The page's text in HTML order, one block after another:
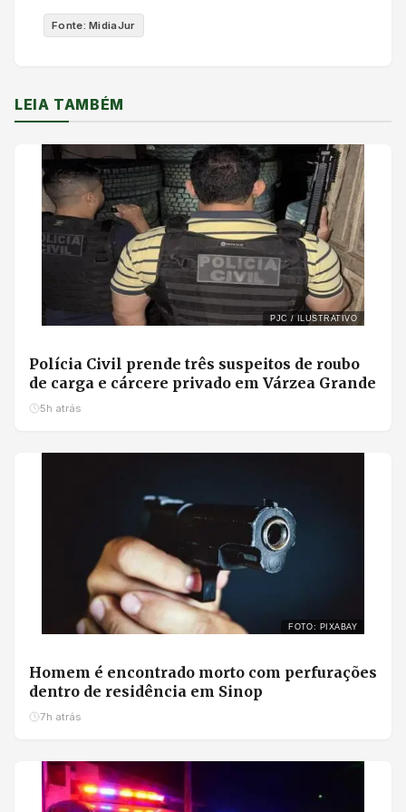
Fonte: MidiaJur
LEIA TAMBÉM
PJC / ILUSTRATIVO
Polícia Civil prende três suspeitos de roubo
de carga e cárcere privado em Várzea Grande
5h atrás
FOTO: PIXABAY
Homem é encontrado morto com perfurações
dentro de residência em Sinop
7h atrás